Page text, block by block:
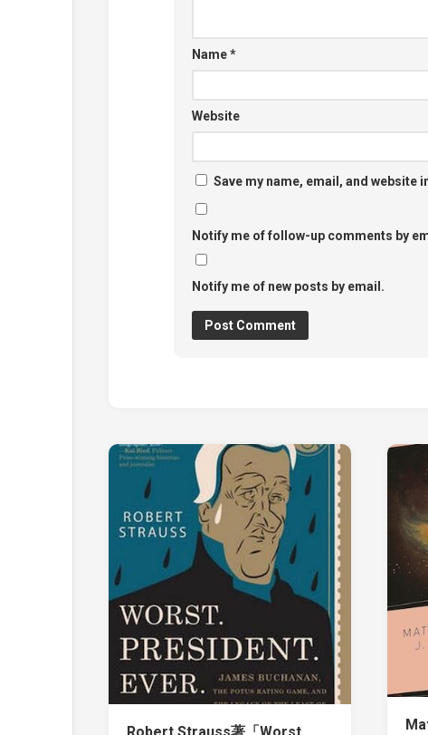
Name*
Website
Save my name, email, and website
Notify me of follow-up comments by
Notify me of new posts by email.